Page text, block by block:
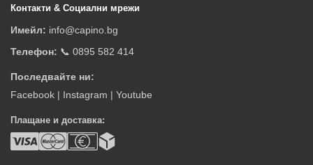
Контакти & Социални мрежи
Имейл: info@capino.bg
Телефон: 📞 0895 582 414
Последвайте ни:
Facebook | Instagram | Youtube
Плащане и доставка: